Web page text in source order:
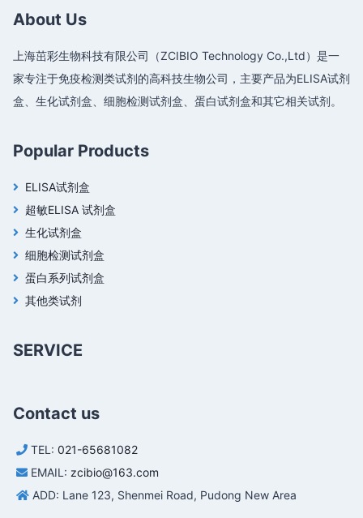
About Us
上海茁彩生物科技有限公司（ZCIBIO Technology Co.,Ltd）是一
家专注于免疫检测类试剂的高科技生物公司，主要产品为ELISA试剂
盒、生化试剂盒、细胞检测试剂盒、蛋白试剂盒和其它相关试剂。
Popular Products
ELISA试剂盒
超敏ELISA 试剂盒
生化试剂盒
细胞检测试剂盒
蛋白系列试剂盒
其他类试剂
SERVICE
Contact us
TEL: 021-65681082
EMAIL: zcibio@163.com
ADD: Lane 123, Shenmei Road, Pudong New Area